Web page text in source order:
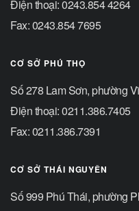
Điện thoại: 0243.854 4264
Fax: 0243.854 7695
CƠ SỞ PHÚ THỌ
Số 278 Lam Sơn, phường
Điện thoại: 0211.386.7405
Fax: 0211.386.7391
CƠ SỞ THÁI NGUYÊN
Số 999 Phú Thái, phường